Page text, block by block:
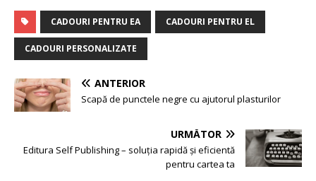
CADOURI PENTRU EA CADOURI PENTRU EL
CADOURI PERSONALIZATE
ANTERIOR
Scapă de punctele negre cu ajutorul plasturilor
URMĂTOR
Editura Self Publishing – soluția rapidă și eficientă
pentru cartea ta